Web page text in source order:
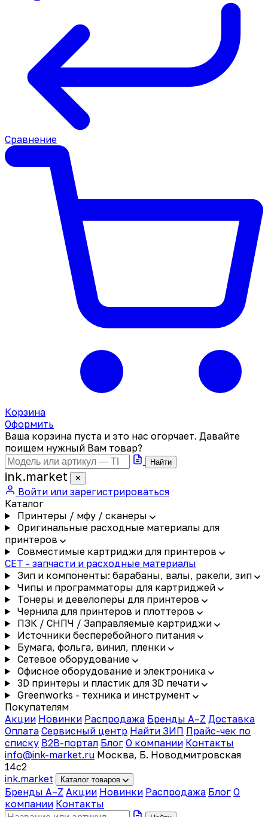
Сравнение
Корзина
Оформить
Ваша корзина пуста и это нас огорчает. Давайте
поищем нужный Вам товар?
Найти
ink.market ✕
Войти или зарегистрироваться
Каталог
Принтеры / мфу / сканеры
Оригинальные расходные материалы для
принтеров
Совместимые картриджи для принтеров
CET - запчасти и расходные материалы
Зип и компоненты: барабаны, валы, ракели, зип
Чипы и программаторы для картриджей
Тонеры и девелоперы для принтеров
Чернила для принтеров и плоттеров
ПЗК / СНПЧ / Заправляемые картриджи
Источники бесперебойного питания
Бумага, фольга, винил, пленки
Сетевое оборудование
Офисное оборудование и электроника
3D принтеры и пластик для 3D печати
Greenworks - техника и инструмент
Покупателям
Акции Новинки Распродажа Бренды A–Z Доставка
Оплата Сервисный центр Найти ЗИП Прайс-чек по
списку B2B-портал Блог О компании Контакты
info@ink-market.ru Москва, Б. Новодмитровская
14с2
ink.market Каталог товаров
Бренды A–Z Акции Новинки Распродажа Блог О
компании Контакты